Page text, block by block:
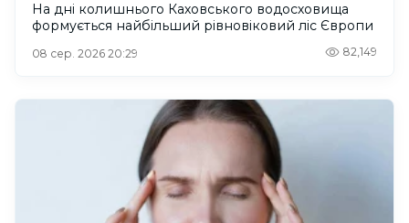
На дні колишнього Каховського водосховища
формується найбільший рівновіковий ліс Європи
08 сер. 2026 20:29 82,149